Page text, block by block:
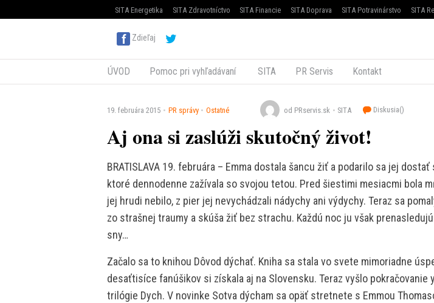
SITA Energetika SITA Zdravotníctvo SITA Financie SITA Doprava SITA Potravinárstvo SITA
Zdieľaj
ÚVOD Pomoc pri vyhľadávaní SITA PR Servis Kontakt
19. februára 2015 PR správy Ostatné od PRservis.sk SITA Diskusia()
Aj ona si zaslúži skutočný život!
BRATISLAVA 19. februára – Emma dostala šancu žiť a podarilo sa jej dostať
ktoré dennodenne zažívala so svojou tetou. Pred šiestimi mesiacmi bola
jej hrudi nebilo, z pier jej nevychádzali nádychy ani výdychy. Teraz sa
zo strašnej traumy a skúša žiť bez strachu. Každú noc ju však
sny…
Začalo sa to knihou Dôvod dýchať. Kniha sa stala vo svete mimoriadne
desaťtisíce fanúšikov si získala aj na Slovensku. Teraz vyšlo pokračovanie
trilógie Dych. V novinke Sotva dýcham sa opäť stretnete s Emmou